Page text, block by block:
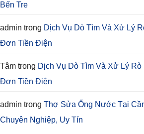
Bến Tre
admin trong Dịch Vụ Dò Tìm Và Xử Lý
Đơn Tiền Điện
Tâm trong Dịch Vụ Dò Tìm Và Xử Lý
Đơn Tiền Điện
admin trong Thợ Sửa Ống Nước Tại
Chuyên Nghiệp, Uy Tín